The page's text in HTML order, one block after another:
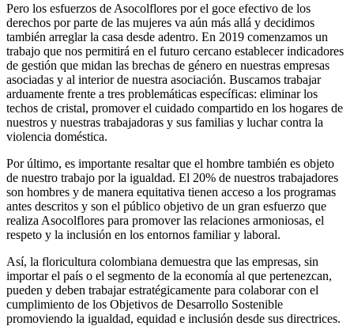
Pero los esfuerzos de Asocolflores por el goce efectivo de los
derechos por parte de las mujeres va aún más allá y decidimos
también arreglar la casa desde adentro. En 2019 comenzamos un
trabajo que nos permitirá en el futuro cercano establecer indicadores
de gestión que midan las brechas de género en nuestras empresas
asociadas y al interior de nuestra asociación. Buscamos trabajar
arduamente frente a tres problemáticas específicas: eliminar los
techos de cristal, promover el cuidado compartido en los hogares de
nuestros y nuestras trabajadoras y sus familias y luchar contra la
violencia doméstica.
Por último, es importante resaltar que el hombre también es objeto
de nuestro trabajo por la igualdad. El 20% de nuestros trabajadores
son hombres y de manera equitativa tienen acceso a los programas
antes descritos y son el público objetivo de un gran esfuerzo que
realiza Asocolflores para promover las relaciones armoniosas, el
respeto y la inclusión en los entornos familiar y laboral.
Así, la floricultura colombiana demuestra que las empresas, sin
importar el país o el segmento de la economía al que pertenezcan,
pueden y deben trabajar estratégicamente para colaborar con el
cumplimiento de los Objetivos de Desarrollo Sostenible
promoviendo la igualdad, equidad e inclusión desde sus directrices.